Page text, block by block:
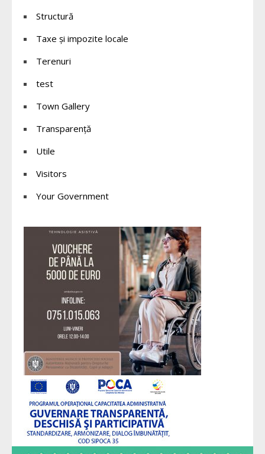
Structură
Taxe și impozite locale
Terenuri
test
Town Gallery
Transparență
Utile
Visitors
Your Government